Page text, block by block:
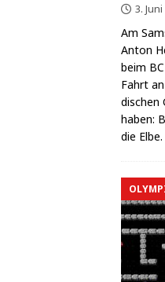
3.
Am
Anton
beim
Fahrt
di­schen
haben:
die Elbe.